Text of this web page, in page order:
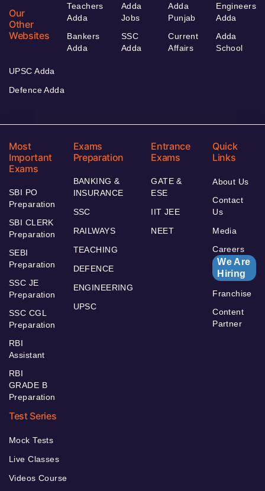
Our
Other
Websites
Teachers
Adda
Bankers
Adda
Adda
Jobs
SSC
Adda
Adda
Punjab
Current
Affairs
Engineers
Adda
Adda
School
UPSC Adda
Defence Adda
Most
Important
Exams
SBI PO
Preparation
SBI CLERK
Preparation
SEBI
Preparation
SSC JE
Preparation
SSC CGL
Preparation
RBI
Assistant
RBI
GRADE B
Preparation
Exams
Preparation
BANKING &
INSURANCE
SSC
RAILWAYS
TEACHING
DEFENCE
ENGINEERING
UPSC
Entrance
Exams
GATE &
ESE
IIT JEE
NEET
Quick
Links
About Us
Contact
Us
Media
Careers
We Are
Hiring
Franchise
Content
Partner
Test Series
Mock Tests
Live Classes
Videos Course